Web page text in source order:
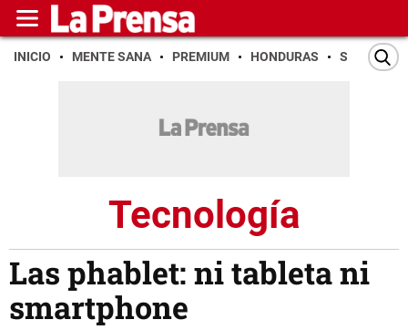
INICIO MENTE SANA PREMIUM HONDURAS SAN PEDRO
Tecnología
Las phablet: ni tableta ni
smartphone